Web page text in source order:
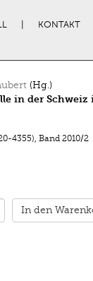
KONTAKT
(Hg.)
in der Schweiz
4355), Band 2010/2
In den